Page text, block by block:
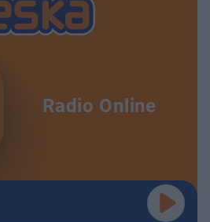
Radio Online